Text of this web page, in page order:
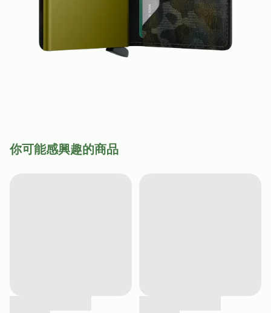
你可能感興趣的商品